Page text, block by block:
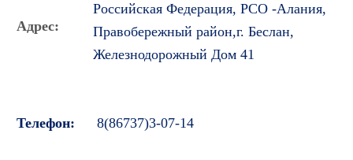
Адрес:
Российская Федерация, РСО -Алания,
Правобережный район,г. Беслан,
Железнодорожный Дом 41
Телефон: 8(86737)3-07-14